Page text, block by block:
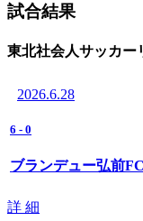
試合結果
東北社会人サッカー
2026.6.28
6 - 0
ブランデュー弘前
詳 細